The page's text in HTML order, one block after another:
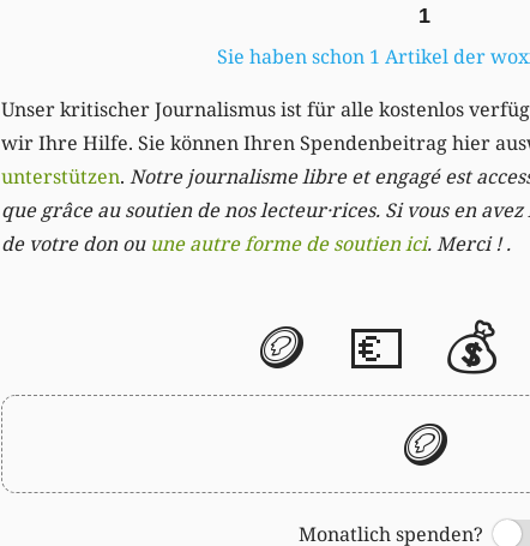
1
Sie haben schon 1 Artikel der
Unser kritischer Journalismus ist für alle kostenlos
wir Ihre Hilfe. Sie können Ihren Spendenbeitrag hier
unterstützen. Notre journalisme libre et engagé est
que grâce au soutien de nos lecteur·rices. Si vous en
de votre don ou une autre forme de soutien ici. Merci ! .
🪙 💶 💰
🪙
Monatlich spenden?
Switch